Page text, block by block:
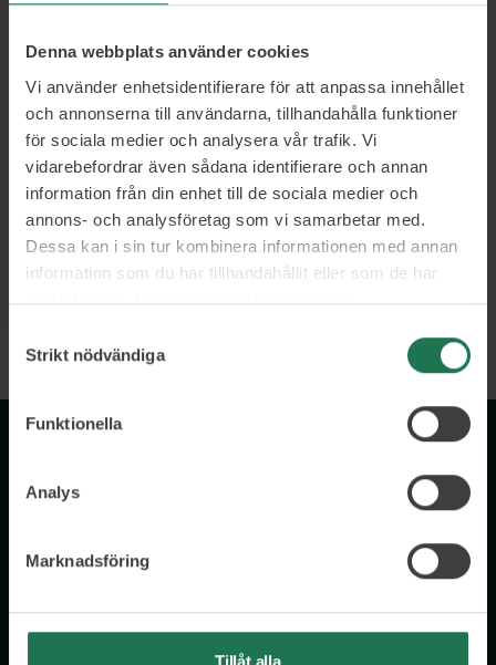
Denna webbplats använder cookies
Vi använder enhetsidentifierare för att anpassa innehållet
och annonserna till användarna, tillhandahålla funktioner
för sociala medier och analysera vår trafik. Vi
vidarebefordrar även sådana identifierare och annan
information från din enhet till de sociala medier och
annons- och analysföretag som vi samarbetar med.
Dessa kan i sin tur kombinera informationen med annan
information som du har tillhandahållit eller som de har
samlat in när du har använt deras tjänster.
Strikt nödvändiga
Funktionella
Analys
Marknadsföring
Wisory International AB
c/o A House Ark